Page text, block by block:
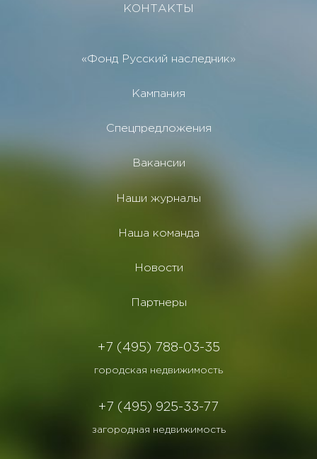
КОНТАКТЫ
«Фонд Русский наследник»
Кампания
Спецпредложения
Вакансии
Наши журналы
Наша команда
Новости
Партнеры
+7 (495) 788-03-35
городская недвижимость
+7 (495) 925-33-77
загородная недвижимость